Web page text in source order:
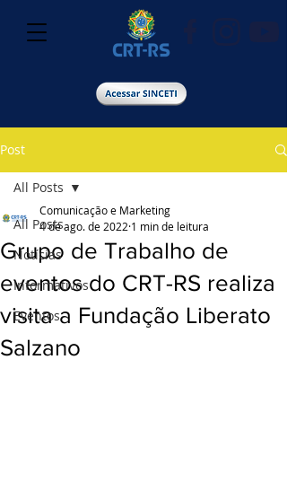
Post
All Posts
Notícias
Informativos
Eventos
All Posts
Grupo de Trabalho de
eventos do CRT-RS realiza
visita a Fundação Liberato
Salzano
Comunicação e Marketing
4 de ago. de 2022 1 min de leitura